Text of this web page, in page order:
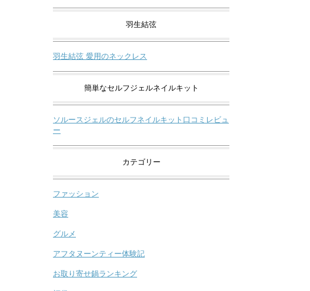
羽生結弦
羽生結弦 愛用のネックレス
簡単なセルフジェルネイルキット
ソルースジェルのセルフネイルキット口コミレビュ
ー
カテゴリー
ファッション
美容
グルメ
アフタヌーンティー体験記
お取り寄せ鍋ランキング